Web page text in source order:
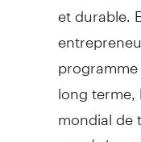
et durable.
long terme,
mondial de